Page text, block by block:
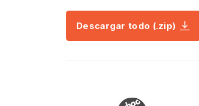
Descargar todo (.zip)